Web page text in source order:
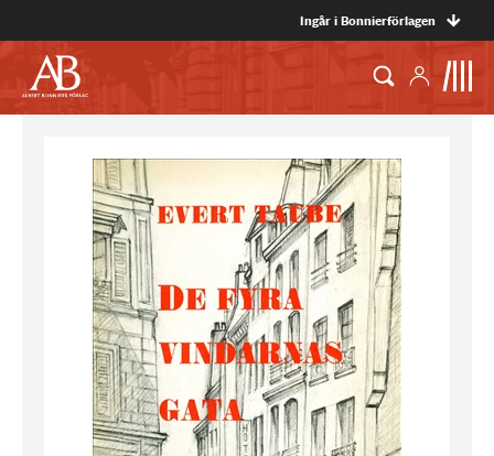
Ingår i Bonnierförlagen